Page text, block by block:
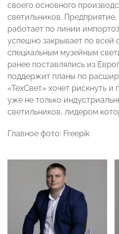
своего основного
светильников.
работает по линии
успешно закрывает по всей
специальным музейным
ранее поставлялись из
поддержит планы по
«ТехСвет» хочет рискнуть и
уже не только
светильников, лидером
Главное фото: Freepik